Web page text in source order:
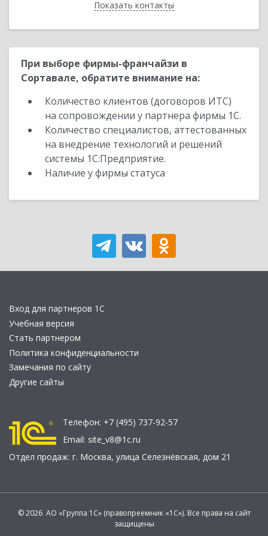
Показать контакты
Назад
При выборе фирмы-франчайзи в
Сортавале, обратите внимание на:
Количество клиентов (договоров ИТС)
на сопровождении у партнера фирмы 1С.
Количество специалистов, аттестованных
на внедрение технологий и решений
системы 1С:Предприятие.
Наличие у фирмы статуса
Вход для партнеров 1С
Учебная версия
Стать партнером
Политика конфиденциальности
Замечания по сайту
Другие сайты
Телефон: +7 (495) 737-92-57
Email: site_v8@1c.ru
Отдел продаж: г. Москва, улица Селезнёвская, дом 21
© 2026 АО «Группа 1С» (правопреемник «1С»). Все права на сайт
защищены